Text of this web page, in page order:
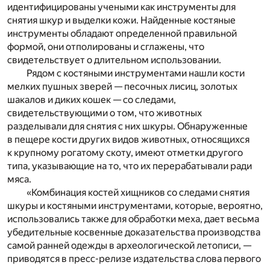
идентифицированы учеными как инструменты для
снятия шкур и выделки кожи. Найденные костяные
инструменты обладают определенной правильной
формой, они отполированы и сглажены, что
свидетельствует о длительном использовании.
Рядом с костяными инструментами нашли кости
мелких пушных зверей — песочных лисиц, золотых
шакалов и диких кошек — со следами,
свидетельствующими о том, что животных
разделывали для снятия с них шкуры. Обнаруженные
в пещере кости других видов животных, относящихся
к крупному рогатому скоту, имеют отметки другого
типа, указывающие на то, что их перерабатывали ради
мяса.
«Комбинация костей хищников со следами снятия
шкуры и костяными инструментами, которые, вероятно,
использовались также для обработки меха, дает весьма
убедительные косвенные доказательства производства
самой ранней одежды в археологической летописи, —
приводятся в пресс-релизе издательства слова первого